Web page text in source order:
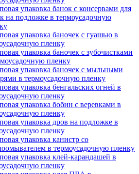
упаковка банок с консервами для
на подложке в термоусадочную
упаковка баночек с гуашью в
пленку
упаковка баночек с зубочистками
пленку
упаковка баночек с мыльными
в термоусадочную пленку
упаковка бенгальских огней в
пленку
упаковка бобин с веревками в
пленку
упаковка дров на подложке в
пленку
упаковка канистр со
в термоусадочную пленку
упаковка клей-карандашей в
пленку